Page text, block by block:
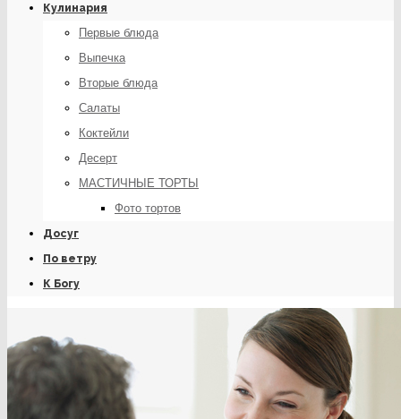
Кулинария
Первые блюда
Выпечка
Вторые блюда
Салаты
Коктейли
Десерт
МАСТИЧНЫЕ ТОРТЫ
Фото тортов
Досуг
По ветру
К Богу